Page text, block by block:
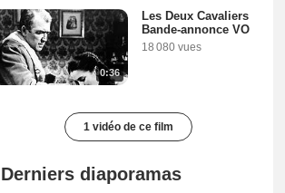
0:36
Les Deux Cavaliers
Bande-annonce VO
18 080 vues
1 vidéo de ce film
Derniers diaporamas